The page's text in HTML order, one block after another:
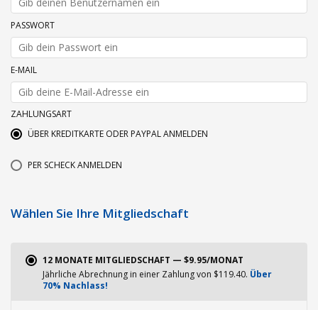
PASSWORT
E-MAIL
ZAHLUNGSART
ÜBER KREDITKARTE ODER PAYPAL ANMELDEN
PER SCHECK ANMELDEN
Wählen Sie Ihre Mitgliedschaft
12 MONATE MITGLIEDSCHAFT — $9.95/MONAT
Jährliche Abrechnung in einer Zahlung von $119.40. Über
70% Nachlass!